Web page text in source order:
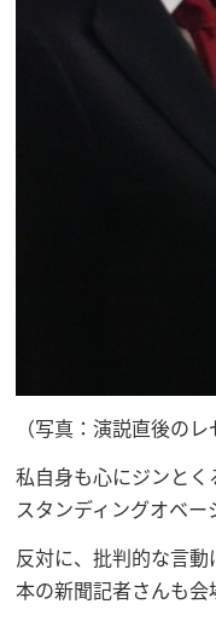
（写真：演説直後の
私自身も心にジンと
スタンディングオベー
反対に、批判的な言
本の新聞記者さんも会